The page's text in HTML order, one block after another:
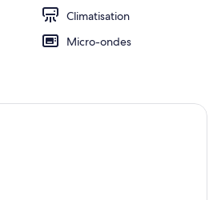
Climatisation
Micro-ondes